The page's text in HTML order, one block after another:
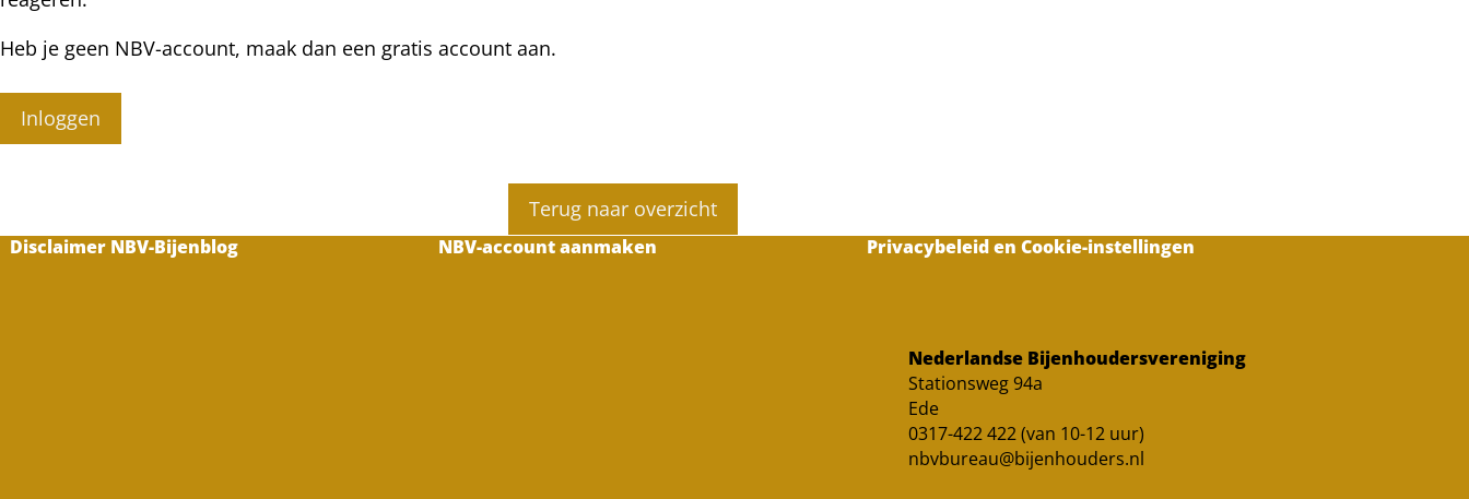
leven
Heb je geen NBV-account, maak dan een gratis account aan.
Inloggen
Terug naar overzicht
Disclaimer NBV-Bijenblog NBV-account aanmaken Privacybeleid en Cookie-instellingen
Nederlandse Bijenhoudersvereniging
Stationsweg 94a
Ede
0317-422 422 (van 10-12 uur)
nbvbureau@bijenhouders.nl